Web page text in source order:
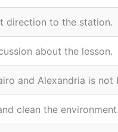
.Please tell me the correct direction to the station
.We had a very useful discussion about the lesson
.It is our duty to protect and clean the environment